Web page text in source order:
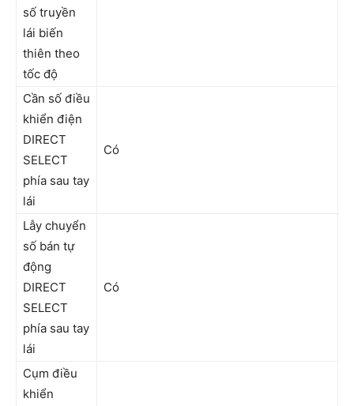
số truyền
lái biến
thiên theo
tốc độ
Cần số điều
khiển điện
DIRECT
SELECT
phía sau tay
lái
Có
Lẫy chuyển
số bán tự
động
DIRECT
SELECT
phía sau tay
lái
Có
Cụm điều
khiển